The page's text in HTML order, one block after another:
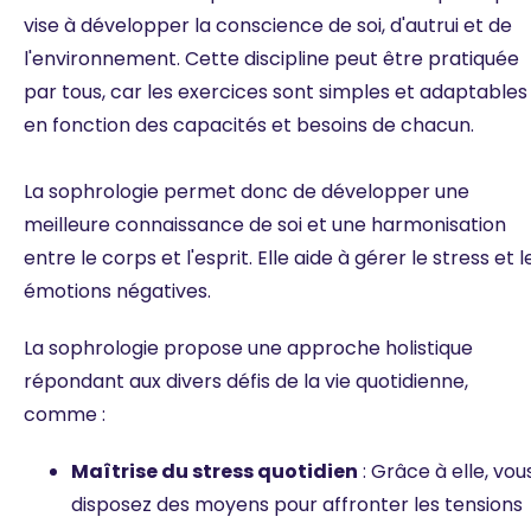
vise à développer la conscience de soi, d'autrui et de
l'environnement. Cette discipline peut être pratiquée
par tous, car les exercices sont simples et adaptables
en fonction des capacités et besoins de chacun.
La sophrologie permet donc de développer une
meilleure connaissance de soi et une harmonisation
entre le corps et l'esprit. Elle aide à gérer le stress et
émotions négatives.‍
La sophrologie propose une approche holistique
répondant aux divers défis de la vie quotidienne,
comme :
Maîtrise du stress quotidien : Grâce à elle,
disposez des moyens pour affronter les tensions